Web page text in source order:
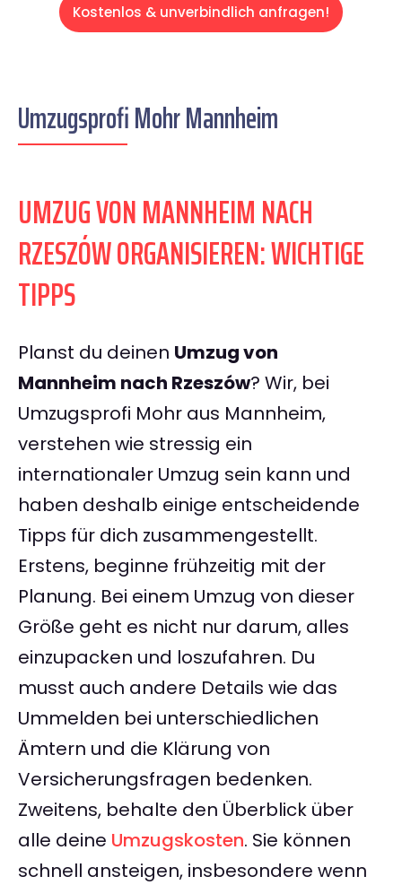
Kostenlos & unverbindlich anfragen!
Umzugsprofi Mohr Mannheim
UMZUG VON MANNHEIM NACH
RZESZÓW ORGANISIEREN: WICHTIGE
TIPPS
Planst du deinen Umzug von
Mannheim nach Rzeszów? Wir, bei
Umzugsprofi Mohr aus Mannheim,
verstehen wie stressig ein
internationaler Umzug sein kann und
haben deshalb einige entscheidende
Tipps für dich zusammengestellt.
Erstens, beginne frühzeitig mit der
Planung. Bei einem Umzug von dieser
Größe geht es nicht nur darum, alles
einzupacken und loszufahren. Du
musst auch andere Details wie das
Ummelden bei unterschiedlichen
Ämtern und die Klärung von
Versicherungsfragen bedenken.
Zweitens, behalte den Überblick über
alle deine Umzugskosten. Sie können
schnell ansteigen, insbesondere wenn